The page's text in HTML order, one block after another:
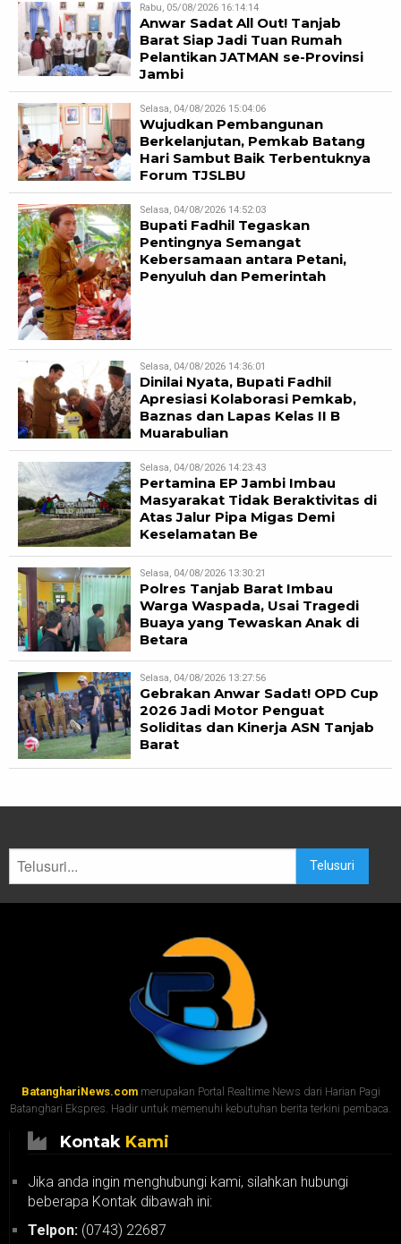
Rabu, 05/08/2026 16:14:14
Anwar Sadat All Out! Tanjab
Barat Siap Jadi Tuan Rumah
Pelantikan JATMAN se-Provinsi
Jambi
Selasa, 04/08/2026 15:04:06
Wujudkan Pembangunan
Berkelanjutan, Pemkab Batang
Hari Sambut Baik Terbentuknya
Forum TJSLBU
Selasa, 04/08/2026 14:52:03
Bupati Fadhil Tegaskan
Pentingnya Semangat
Kebersamaan antara Petani,
Penyuluh dan Pemerintah
Selasa, 04/08/2026 14:36:01
Dinilai Nyata, Bupati Fadhil
Apresiasi Kolaborasi Pemkab,
Baznas dan Lapas Kelas II B
Muarabulian
Selasa, 04/08/2026 14:23:43
Pertamina EP Jambi Imbau
Masyarakat Tidak Beraktivitas di
Atas Jalur Pipa Migas Demi
Keselamatan Be
Selasa, 04/08/2026 13:30:21
Polres Tanjab Barat Imbau
Warga Waspada, Usai Tragedi
Buaya yang Tewaskan Anak di
Betara
Selasa, 04/08/2026 13:27:56
Gebrakan Anwar Sadat! OPD Cup
2026 Jadi Motor Penguat
Soliditas dan Kinerja ASN Tanjab
Barat
Telusuri
BatanghariNews.commerupakan Portal Realtime News dari Harian Pagi
Batanghari Ekspres. Hadir untuk memenuhi kebutuhan berita terkini pembaca.
Kontak Kami
Jika anda ingin menghubungi kami, silahkan hubungi
beberapa Kontak dibawah ini:
Telpon: (0743) 22687